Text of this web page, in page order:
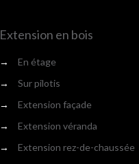
Extension en bois
→
En étage
→
Sur pilotis
→
Extension façade
→
Extension véranda
→
Extension rez-de-chaussée